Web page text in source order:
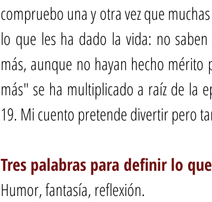
compruebo una y otra vez que
lo que les ha dado la vida: no
más, aunque no hayan hecho mérito
más" se ha multiplicado a raíz de la
19. Mi cuento pretende divertir pero
Tres palabras para definir lo
Humor, fantasía, reflexión.